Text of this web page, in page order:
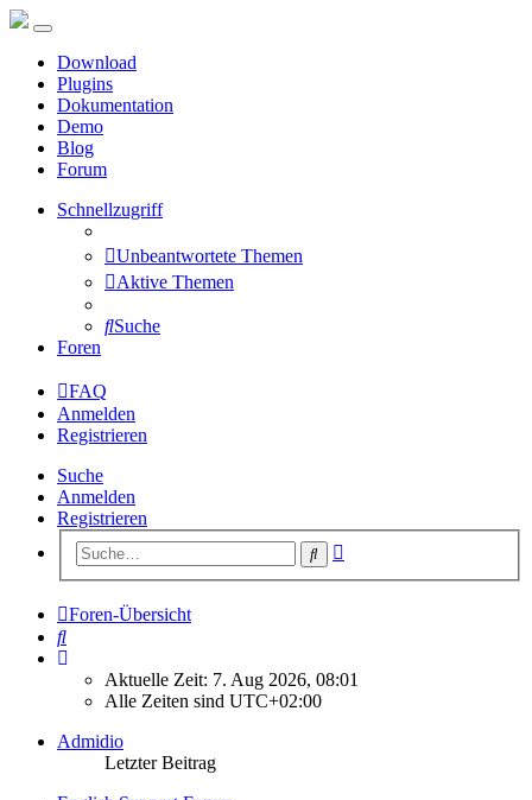
Download
Plugins
Dokumentation
Demo
Blog
Forum
Schnellzugriff
Unbeantwortete Themen
Aktive Themen
Suche
Foren
FAQ
Anmelden
Registrieren
Suche
Anmelden
Registrieren
Suche
Foren-Übersicht
Suche
Aktuelle Zeit: 7. Aug 2026, 08:01
Alle Zeiten sind UTC+02:00
Admidio
Letzter Beitrag